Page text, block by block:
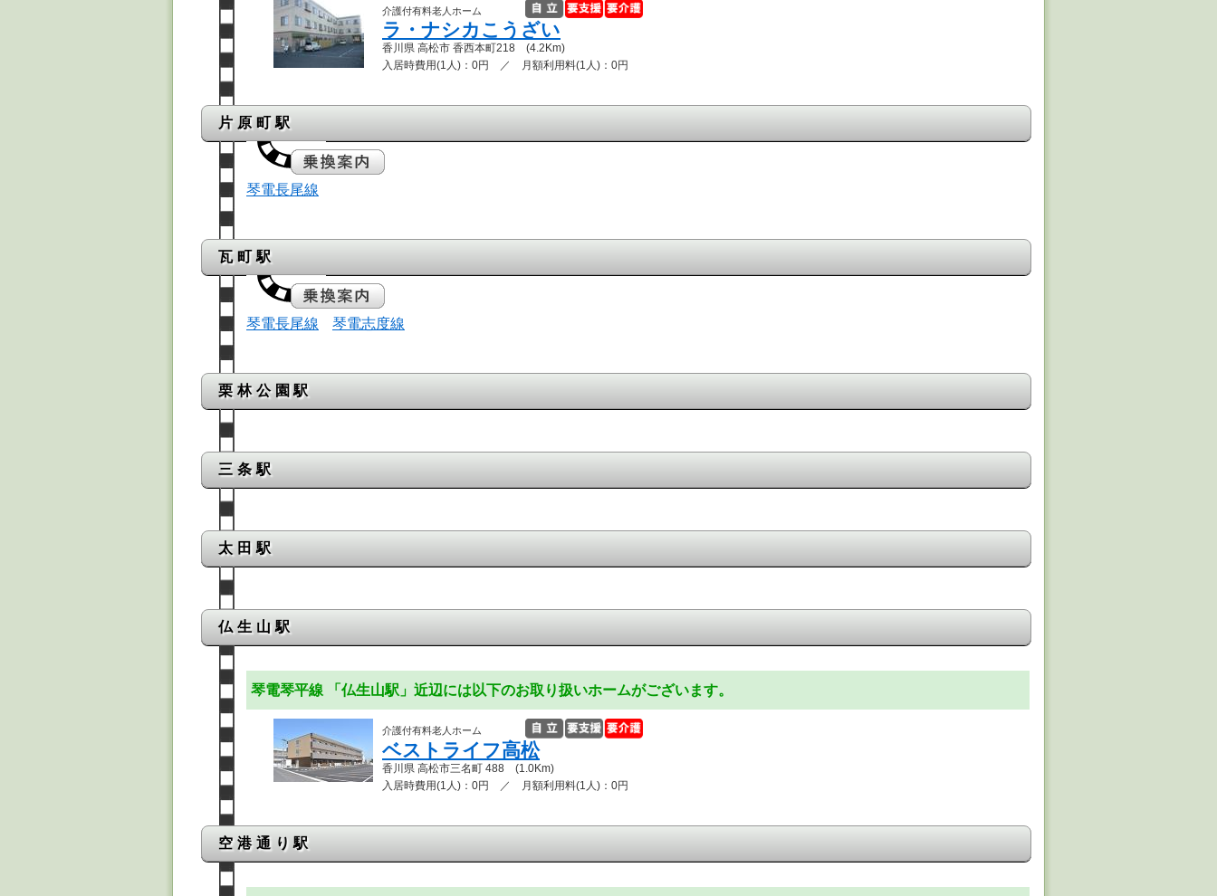
介護付有料老人ホーム
ラ・ナシカこうざい
香川県 高松市 香西本町218 (4.2Km)
入居時費用(1人)：0円 ／ 月額利用料(1人)：0円
片原町駅
琴電長尾線
瓦町駅
琴電長尾線 琴電志度線
栗林公園駅
三条駅
太田駅
仏生山駅
琴電琴平線 「仏生山駅」近辺には以下のお取り扱いホームがございます。
介護付有料老人ホーム
ベストライフ高松
香川県 高松市三名町 488 (1.0Km)
入居時費用(1人)：0円 ／ 月額利用料(1人)：0円
空港通り駅